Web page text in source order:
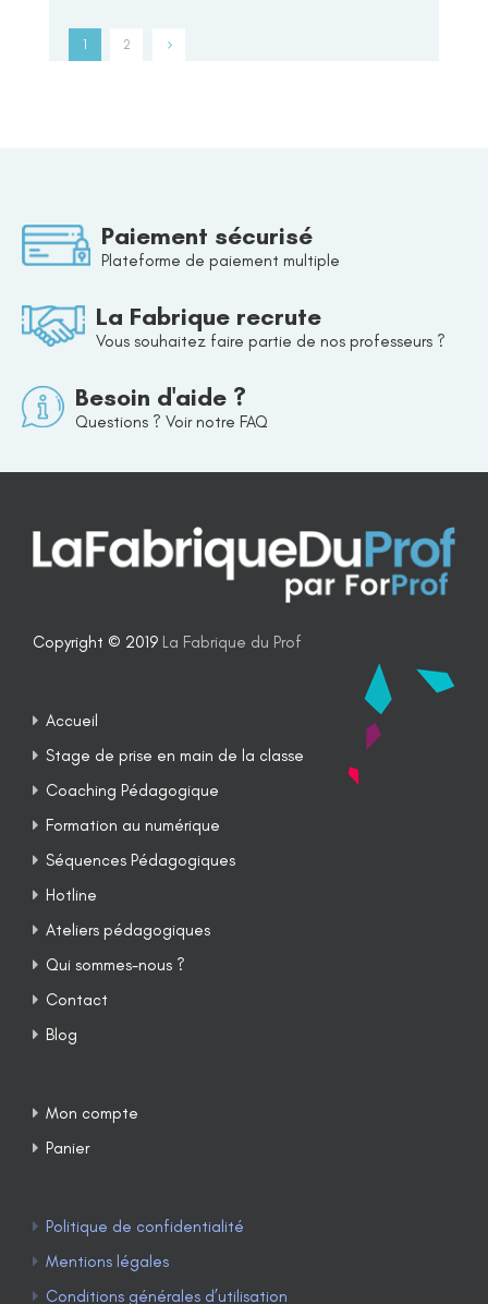
1 2
Paiement sécurisé
Plateforme de paiement multiple
La Fabrique recrute
Vous souhaitez faire partie de nos professeurs ?
Besoin d'aide ?
Questions ? Voir notre FAQ
Copyright © 2019 La Fabrique du Prof
Accueil
Stage de prise en main de la classe
Coaching Pédagogique
Formation au numérique
Séquences Pédagogiques
Hotline
Ateliers pédagogiques
Qui sommes-nous ?
Contact
Blog
Mon compte
Panier
Politique de confidentialité
Mentions légales
Conditions générales d’utilisation